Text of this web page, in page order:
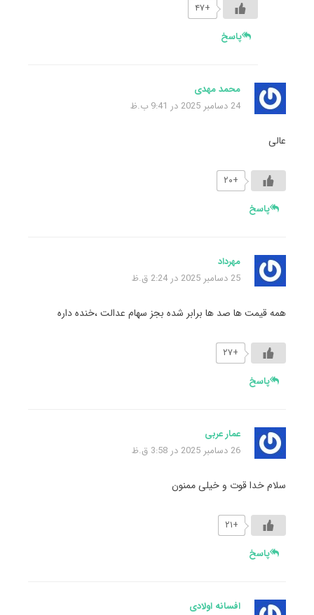
+۴۷
پاسخ
محمد مهدی
24 دسامبر 2025 در 9:41 ب.ظ
عالی
+۲۰
پاسخ
مهرداد
25 دسامبر 2025 در 2:24 ق.ظ
همه قیمت ها صد ها برابر شده بجز سهام عدالت ،خنده داره
+۲۷
پاسخ
عمار عربی
26 دسامبر 2025 در 3:58 ق.ظ
سلام خدا قوت و خیلی ممنون
+۲۱
پاسخ
افسانه اولادی